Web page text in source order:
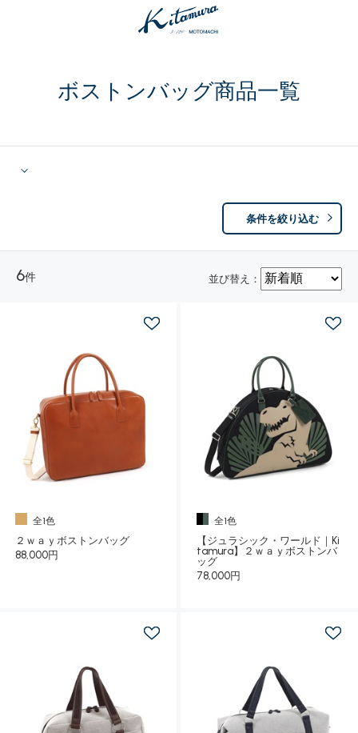
ボストンバッグ商品一覧
条件を絞り込む
6件 並び替え：
全1色
２ｗａｙボストンバッグ
88,000円
全1色
【ジュラシック・ワールド｜Ki
tamura】２ｗａｙボストンバ
ッグ
78,000円